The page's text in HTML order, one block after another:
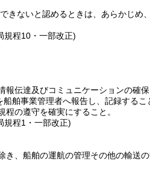
きないと認めるときは、あらかじめ
規程10・一部改正)
伝達及びコミュニケーションの確
舶事業管理者へ報告し、記録するこ
の遵守を確実にすること。
規程1・一部改正)
、船舶の運航の管理その他の輸送